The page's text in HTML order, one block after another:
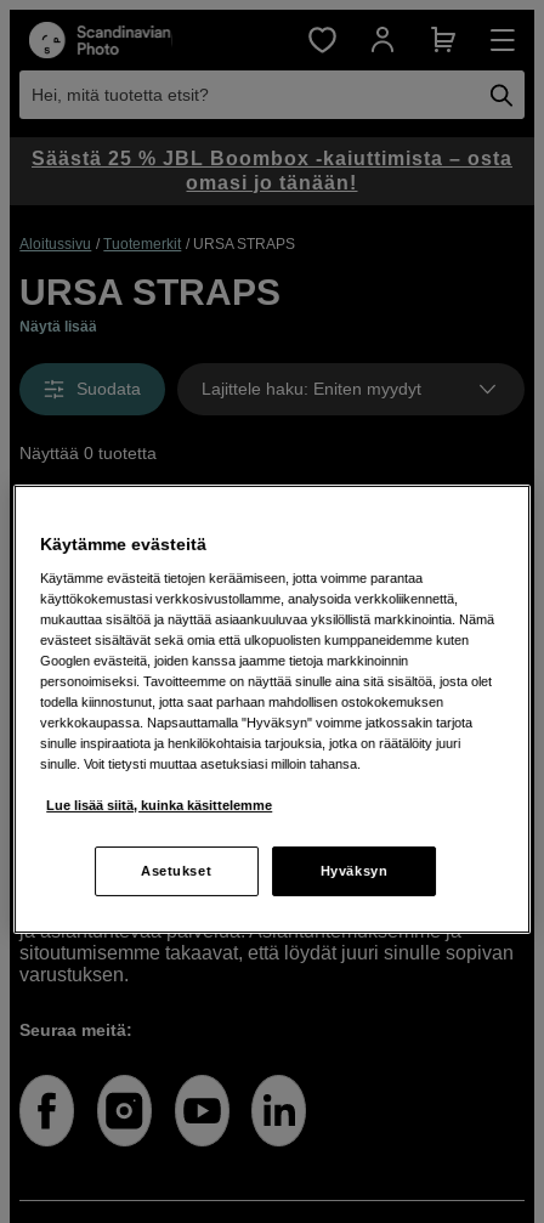
Hei, mitä tuotetta etsit?
Aloitussivu Tuotemerkit URSA STRAPS
URSA STRAPS
Näytä lisää
Suodata Lajittele haku: Eniten myydyt
Näyttää 0 tuotetta
Ratkaisuja luoville ihmisille jo vuodesta
1982
Olemme Scandinavian Photolla jo yli 40 vuoden ajan
auttaneet luovia ihmisiä toteuttamaan visioitaan.
Tarjoamme inspiraatiota, asiantuntemusta ja tuotteita
muun muassa valokuvauksen, äänen, videokuvauksen ja
musiikin ja taiteen harrastajia. Oikeilla työkaluilla ideat
muuttuvat todellisuudeksi. Autamme sinua valitsemaan
ja asiantuntevaa palvelua. Asiantuntemuksemme ja
sitoutumisemme takaavat, että löydät juuri sinulle sopivan
varustuksen.
Seuraa meitä:
Säästä 25 % JBL Boombox -kaiuttimista – osta
omasi jo tänään!
Käytämme evästeitä
Käytämme evästeitä tietojen keräämiseen, jotta voimme parantaa
käyttökokemustasi verkkosivustollamme, analysoida verkkoliikennettä,
mukauttaa sisältöä ja näyttää asiaankuuluvaa yksilöllistä markkinointia. Nämä
evästeet sisältävät sekä omia että ulkopuolisten kumppaneidemme kuten
Googlen evästeitä, joiden kanssa jaamme tietoja markkinoinnin
personoimiseksi. Tavoitteemme on näyttää sinulle aina sitä sisältöä, josta olet
todella kiinnostunut, jotta saat parhaan mahdollisen ostokokemuksen
verkkokaupassa. Napsauttamalla "Hyväksyn" voimme jatkossakin tarjota
sinulle inspiraatiota ja henkilökohtaisia tarjouksia, jotka on räätälöity juuri
sinulle. Voit tietysti muuttaa asetuksiasi milloin tahansa.
Lue lisää siitä, kuinka käsittelemme
Asetukset Hyväksyn